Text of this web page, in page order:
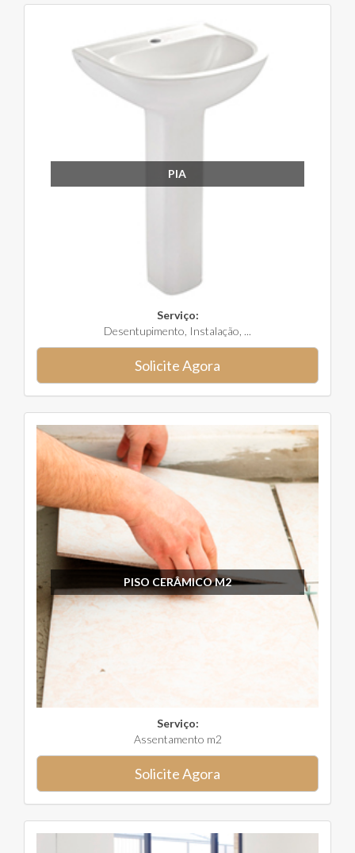
PIA
Serviço:
Desentupimento, Instalação, ...
Solicite Agora
PISO CERÂMICO M2
Serviço:
Assentamento m2
Solicite Agora